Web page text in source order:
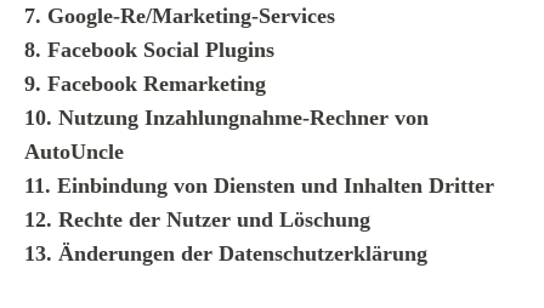
7. Google-Re/Marketing-Services
8. Facebook Social Plugins
9. Facebook Remarketing
10. Nutzung Inzahlungnahme-Rechner von
AutoUncle
11. Einbindung von Diensten und Inhalten Dritter
12. Rechte der Nutzer und Löschung
13. Änderungen der Datenschutzerklärung